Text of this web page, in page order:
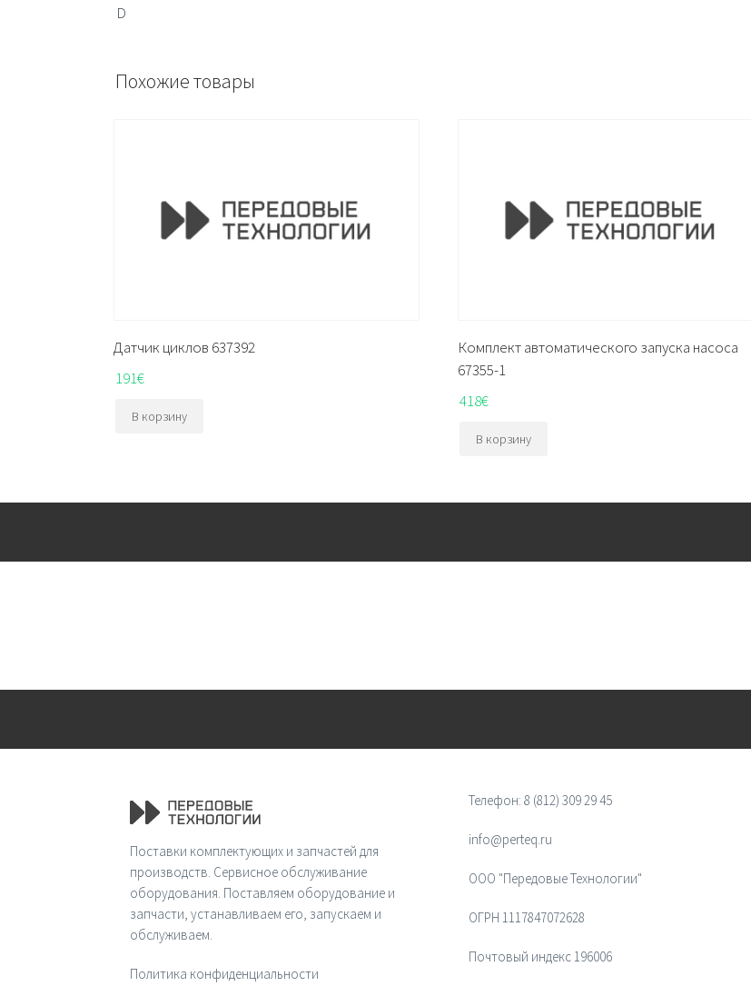
D
Похожие товары
Датчик циклов 637392
191€
В корзину
Комплект автоматического запуска насоса
67355-1
418€
В корзину
Поставки комплектующих и запчастей для
производств. Сервисное обслуживание
оборудования. Поставляем оборудование и
запчасти, устанавливаем его, запускаем и
обслуживаем.
Политика конфиденциальности
Телефон: 8 (812) 309 29 45
info@perteq.ru
ООО "Передовые Технологии"
ОГРН 1117847072628
Почтовый индекс 196006